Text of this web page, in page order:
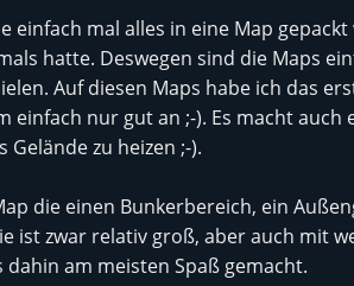
einfach mal alles in eine Map gepackt
hatte. Deswegen sind die Maps
Auf diesen Maps habe ich das
einfach nur gut an ;-). Es macht auch
zu heizen ;-).
die einen Bunkerbereich, ein
ist zwar relativ groß, aber auch mit
am meisten Spaß gemacht.